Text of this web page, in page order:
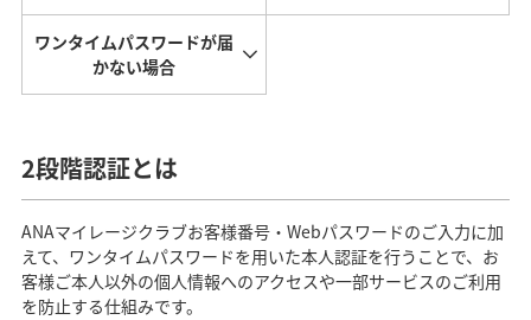
ワンタイムパスワードが届
かない場合
2段階認証とは
ANAマイレージクラブお客様番号・Webパスワードのご入力に加
えて、ワンタイムパスワードを用いた本人認証を行うことで、お
客様ご本人以外の個人情報へのアクセスや一部サービスのご利用
を防止する仕組みです。